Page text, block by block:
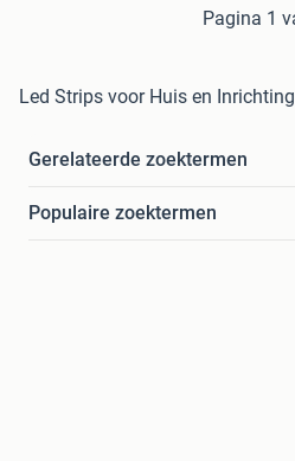
Pagina 1
Led Strips voor Huis en Inrichting
Gerelateerde zoektermen
Populaire zoektermen